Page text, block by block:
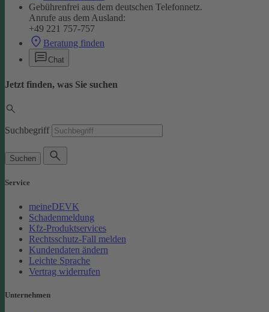
Gebührenfrei aus dem deutschen Telefonnetz.
Anrufe aus dem Ausland:
+49 221 757-757
Beratung finden
Chat
Jetzt finden, was Sie suchen
Suchbegriff
Suchen
Service
meineDEVK
Schadenmeldung
Kfz-Produktservices
Rechtsschutz-Fall melden
Kundendaten ändern
Leichte Sprache
Vertrag widerrufen
Unternehmen